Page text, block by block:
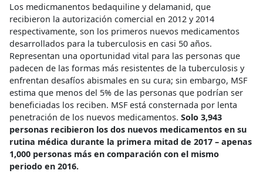
Los medicmanentos bedaquiline y delamanid, que
recibieron la autorización comercial en 2012 y 2014
respectivamente, son los primeros nuevos medicamentos
desarrollados para la tuberculosis en casi 50 años.
Representan una oportunidad vital para las personas que
padecen de las formas más resistentes de la tuberculosis y
enfrentan desafíos abismales en su cura; sin embargo, MSF
estima que menos del 5% de las personas que podrían ser
beneficiadas los reciben. MSF está consternada por lenta
penetración de los nuevos medicamentos. Solo 3,943
personas recibieron los dos nuevos medicamentos en su
rutina médica durante la primera mitad de 2017 – apenas
1,000 personas más en comparación con el mismo
periodo en 2016.